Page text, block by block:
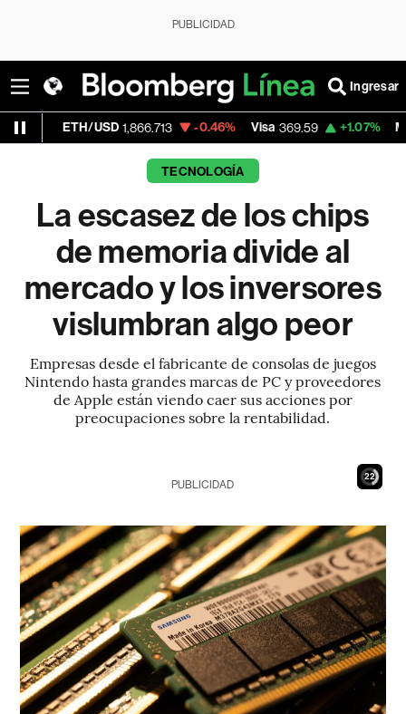
PUBLICIDAD
Ingresar
1,866.713 -0.46% Visa 369.59 +1.07% MercadoLibre
TECNOLOGÍA
La escasez de los chips
de memoria divide al
mercado y los inversores
vislumbran algo peor
Empresas desde el fabricante de consolas de juegos
Nintendo hasta grandes marcas de PC y proveedores
de Apple están viendo caer sus acciones por
preocupaciones sobre la rentabilidad.
20
PUBLICIDAD